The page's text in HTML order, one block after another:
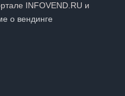
INFOVEND.RU и
о вендинге